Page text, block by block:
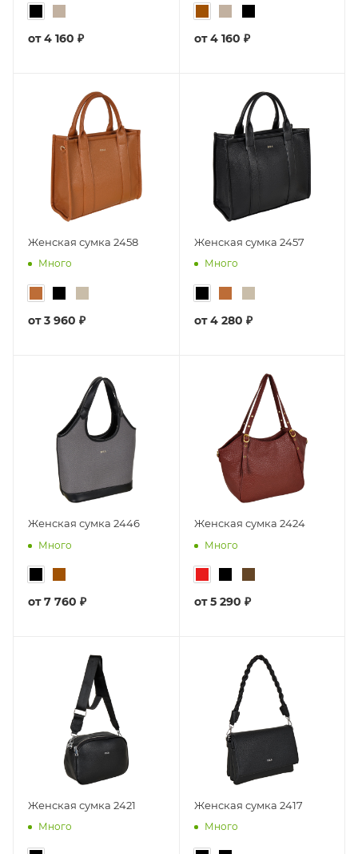
от4 160 ₽ от4 160 ₽
Женская сумка 2458
Много
от3 960 ₽
Женская сумка 2457
Много
от4 280 ₽
Женская сумка 2446
Много
от7 760 ₽
Женская сумка 2424
Много
от5 290 ₽
Женская сумка 2421
Много
Женская сумка 2417
Много